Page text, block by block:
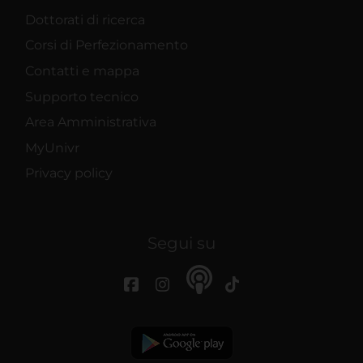
Dottorati di ricerca
Corsi di Perfezionamento
Contatti e mappa
Supporto tecnico
Area Amministrativa
MyUnivr
Privacy policy
Segui su